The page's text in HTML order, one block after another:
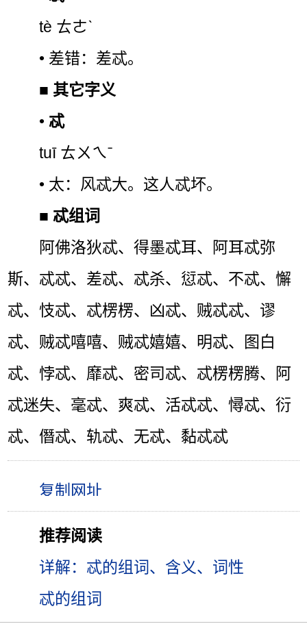
tè ㄊㄜˋ
• 差错：差忒。
■ 其它字义
• 忒
tuī ㄊㄨㄟˉ
• 太：风忒大。这人忒坏。
■ 忒组词
阿佛洛狄忒、得墨忒耳、阿耳忒弥
斯、忒忒、差忒、忒杀、愆忒、不忒、懈
忒、忮忒、忒楞楞、凶忒、贼忒忒、谬
忒、贼忒嘻嘻、贼忒嬉嬉、明忒、图白
忒、悖忒、靡忒、密司忒、忒楞楞腾、阿
忒迷失、毫忒、爽忒、活忒忒、憳忒、衍
忒、僭忒、轨忒、无忒、黏忒忒
推荐阅读
详解：忒的组词、含义、词性
忒的组词